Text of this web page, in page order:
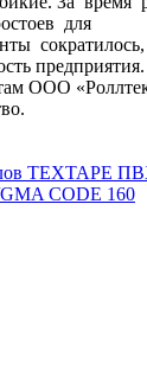
для
сократилось,
ООО